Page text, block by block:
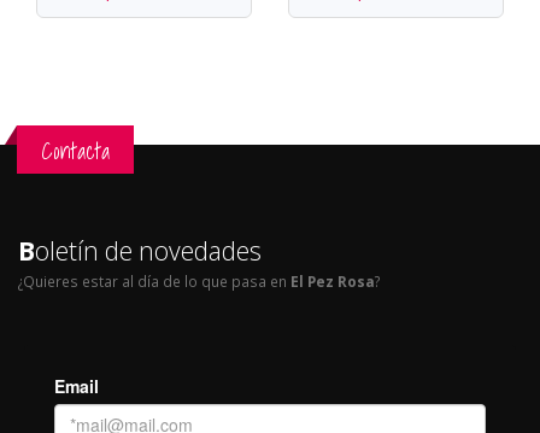
Contacta
Boletín de novedades
¿Quieres estar al día de lo que pasa en El Pez Rosa?